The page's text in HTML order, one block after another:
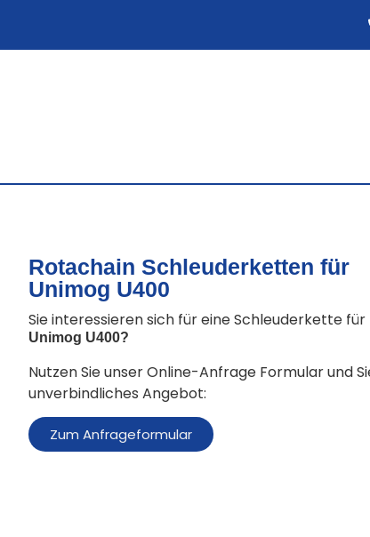
Rotachain Schleuderketten für
Unimog U400
Sie interessieren sich für eine Schleuderkette für
Unimog U400?
Nutzen Sie unser Online-Anfrage Formular und
unverbindliches Angebot:
Zum Anfrageformular